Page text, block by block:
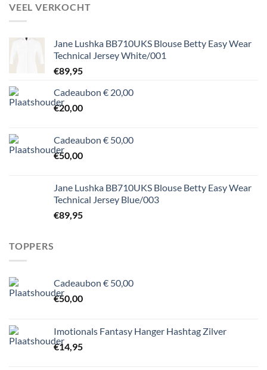
VEEL VERKOCHT
Jane Lushka BB710UKS Blouse Betty Easy Wear
Technical Jersey White/001
€89,95
Cadeaubon € 20,00
€20,00
Cadeaubon € 50,00
€50,00
Jane Lushka BB710UKS Blouse Betty Easy Wear
Technical Jersey Blue/003
€89,95
TOPPERS
Cadeaubon € 50,00
€50,00
Imotionals Fantasy Hanger Hashtag Zilver
€14,95